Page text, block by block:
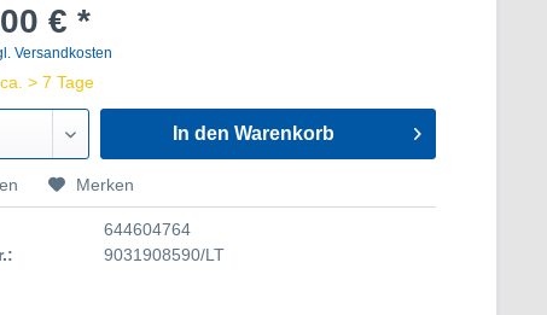
€ *
Versandkosten
> 7 Tage
In den Warenkorb
Merken
644604764
9031908590/LT